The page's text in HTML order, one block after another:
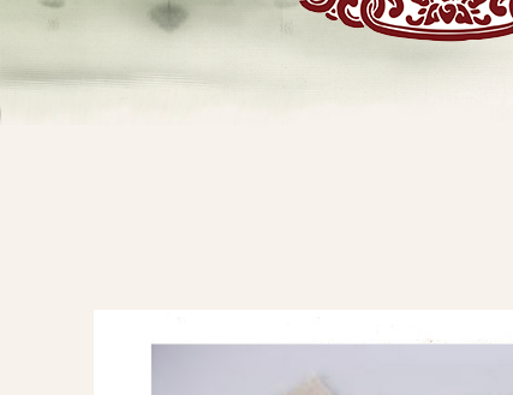
牌
查看详情